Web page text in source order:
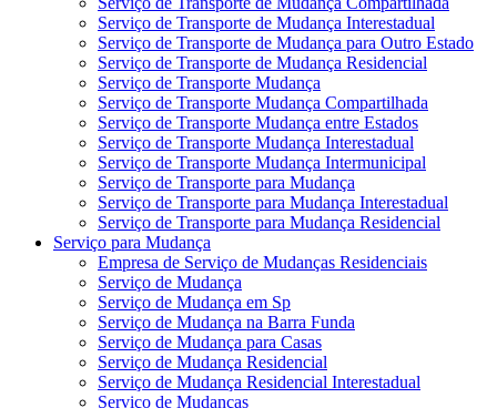
Serviço de Transporte de Mudança Interestadual
Serviço de Transporte de Mudança para Outro Estado
Serviço de Transporte de Mudança Residencial
Serviço de Transporte Mudança
Serviço de Transporte Mudança Compartilhada
Serviço de Transporte Mudança entre Estados
Serviço de Transporte Mudança Interestadual
Serviço de Transporte Mudança Intermunicipal
Serviço de Transporte para Mudança
Serviço de Transporte para Mudança Interestadual
Serviço de Transporte para Mudança Residencial
Serviço para Mudança
Empresa de Serviço de Mudanças Residenciais
Serviço de Mudança
Serviço de Mudança em Sp
Serviço de Mudança na Barra Funda
Serviço de Mudança para Casas
Serviço de Mudança Residencial
Serviço de Mudança Residencial Interestadual
Serviço de Mudanças